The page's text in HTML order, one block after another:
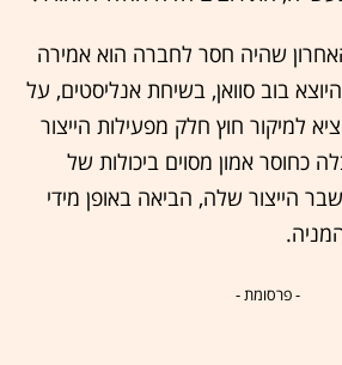
שהיה חסר לחברה הוא אמירה
בוב סוואן, בשיחת אנליסטים, על
למיקור חוץ חלק מפעילות הייצור
כחוסר אמון מסוים ביכולות של
הייצור שלה, הביאה באופן מידי
- פרסומת -